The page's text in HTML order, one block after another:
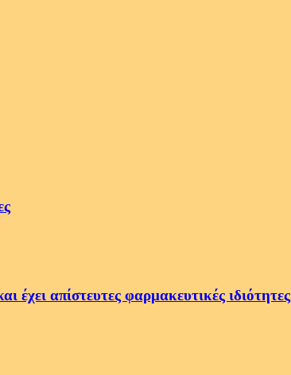
απίστευτες φαρμακευτικές ιδιότητες